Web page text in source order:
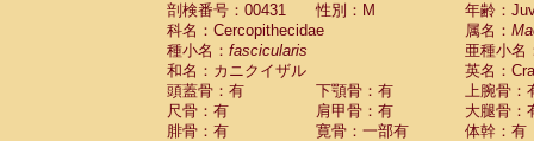
剖検番号：00431
性別：M
年齢：
科名：Cercopithecidae
属名：
種小名： fascicularis
亜種小名
和名：カニクイザル
英名：
頭蓋骨：有
下顎骨：有
上腕骨：
尺骨：有
肩甲骨：有
大腿骨：
腓骨：有
寛骨：一部有
体幹：有